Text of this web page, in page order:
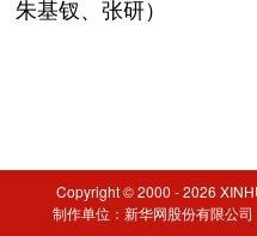
朱基钗、张研）
Copyright © 2000 - 2026
制作单位：新华网股份有限公